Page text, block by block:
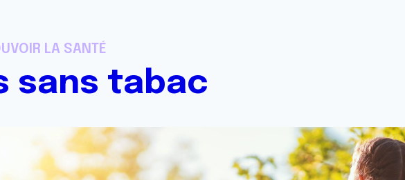
LA SANTÉ
sans tabac